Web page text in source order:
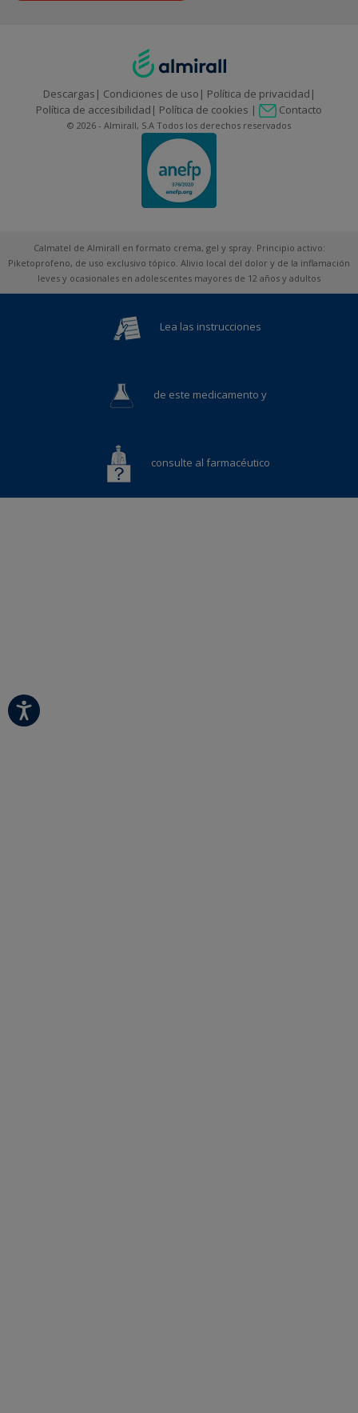
Descargas Condiciones de uso
Política de privacidad
Política de accesibilidad
Política de cookies Contacto
© 2026 - Almirall, S.A Todos los derechos reservados
Calmatel de Almirall en formato crema, gel y spray. Principio activo:
Piketoprofeno, de uso exclusivo tópico. Alivio local del dolor y de la inflamación
leves y ocasionales en adolescentes mayores de 12 años y adultos
Lea las instrucciones
de este medicamento y
consulte al farmacéutico